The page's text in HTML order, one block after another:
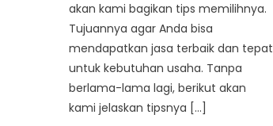
akan kami bagikan tips memilihnya.
Tujuannya agar Anda bisa
mendapatkan jasa terbaik dan tepat
untuk kebutuhan usaha. Tanpa
berlama-lama lagi, berikut akan
kami jelaskan tipsnya […]